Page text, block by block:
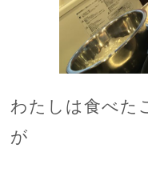
わたしは食べた
が